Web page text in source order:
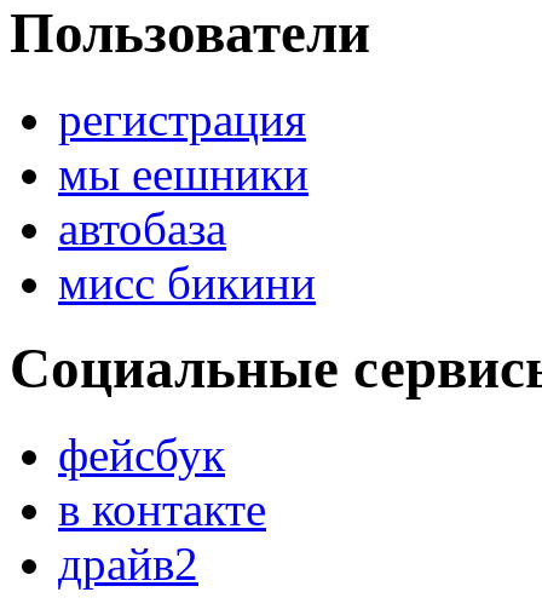
Пользователи
регистрация
мы еешники
автобаза
мисс бикини
Социальные
фейсбук
в контакте
драйв2